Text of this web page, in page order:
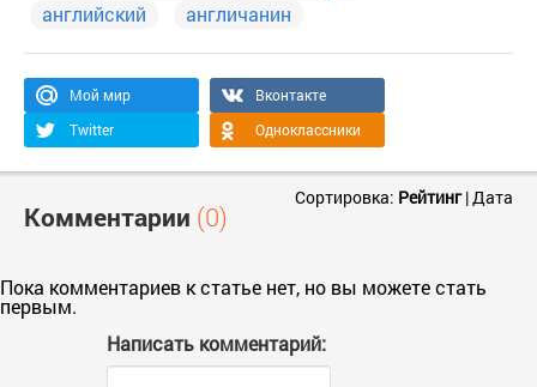
английский
англичанин
Мой мир
Вконтакте
Twitter
Одноклассники
Комментарии (0)
Сортировка: Рейтинг|Дата
Пока комментариев к статье нет, но вы можете стать
первым.
Написать комментарий: